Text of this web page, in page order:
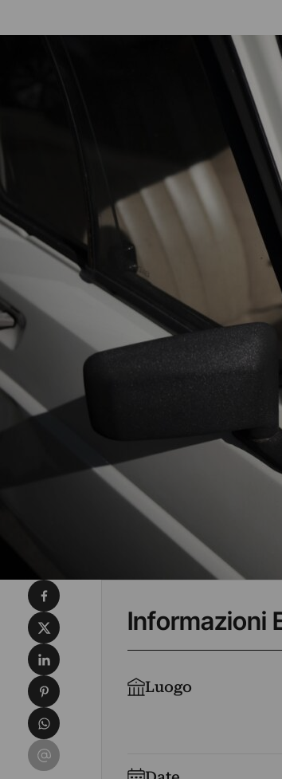
Informazioni
Luogo
Condividi su Facebook
Condividi su X
Condividi su LinkedIn
Condividi su Pinterest
Condividi su WhatsApp
Condividi su Email